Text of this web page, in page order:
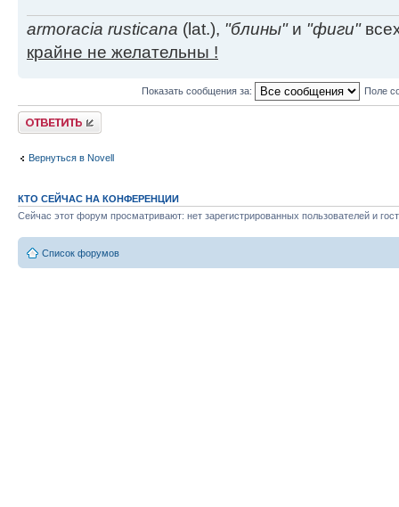
armoracia rusticana (lat.), "блины"и "фиги"
крайне не желательны !
Показать сообщения за: Поле
Ответить
Вернуться в Novell
КТО СЕЙЧАС НА КОНФЕРЕНЦИИ
Сейчас этот форум просматривают: нет зарегистрированных пользователей и
Список форумов